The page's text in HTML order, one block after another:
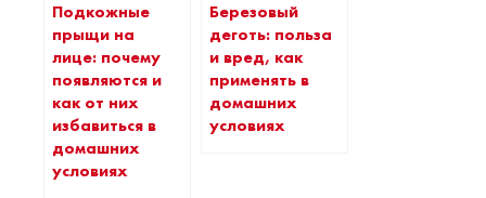
Подкожные
прыщи на
лице: почему
появляются и
как от них
избавиться в
домашних
условиях
Березовый
деготь: польза
и вред, как
применять в
домашних
условиях